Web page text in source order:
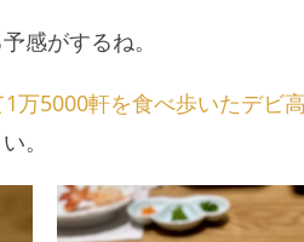
感がするね。
万5000軒を食べ歩いたデビ
。